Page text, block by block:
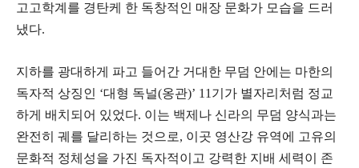
고고학계를 경탄케 한 독창적인 매장 문화가 모습을 드러
냈다.
​지하를 광대하게 파고 들어간 거대한 무덤 안에는 마한의
독자적 상징인 ‘대형 독널(옹관)’ 11기가 별자리처럼 정교
하게 배치되어 있었다. 이는 백제나 신라의 무덤 양식과는
완전히 궤를 달리하는 것으로, 이곳 영산강 유역에 고유의
문화적 정체성을 가진 독자적이고 강력한 지배 세력이 존